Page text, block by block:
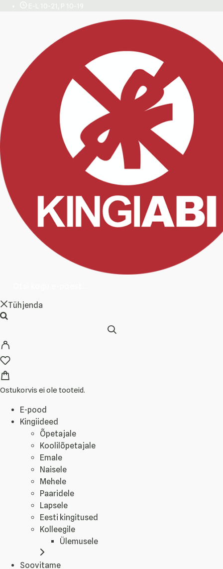
E-L 10-21, P 10-19
Tühjenda
Ostukorvis ei ole tooteid.
E-pood
Kingiideed
Õpetajale
Koolilõpetajale
Emale
Naisele
Mehele
Paaridele
Lapsele
Eesti kingitused
Kolleegile
Ülemusele
Soovitame